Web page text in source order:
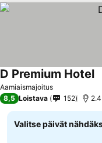
Aamiaismajoitus
D Premium Hotel
8,5 Loistava 152
Valitse päivät